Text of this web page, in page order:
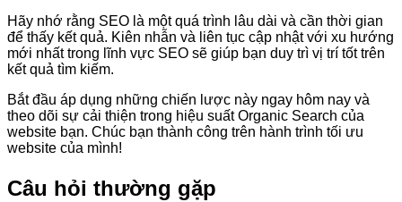
Hãy nhớ rằng SEO là một quá trình lâu dài và cần thời gian
để thấy kết quả. Kiên nhẫn và liên tục cập nhật với xu hướng
mới nhất trong lĩnh vực SEO sẽ giúp bạn duy trì vị trí tốt trên
kết quả tìm kiếm.
Bắt đầu áp dụng những chiến lược này ngay hôm nay và
theo dõi sự cải thiện trong hiệu suất Organic Search của
website bạn. Chúc bạn thành công trên hành trình tối ưu
website của mình!
Câu hỏi thường gặp